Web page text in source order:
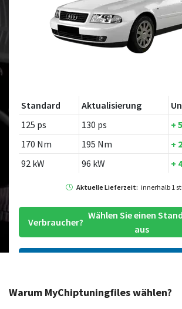
Standard Aktualisierung
125 ps
130 ps
+
170 Nm
195 Nm
+
92 kW
96 kW +
Aktuelle Lieferzeit: innerhalb 1
Verbraucher?
Wählen Sie einen
aus
Suchen Sie nach einem
Warum MyChiptuningfiles wählen?